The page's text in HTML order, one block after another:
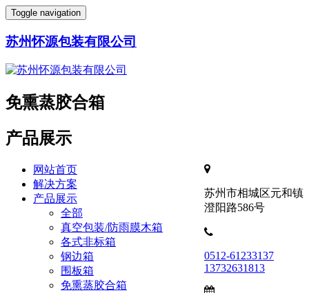
Toggle navigation
苏州怀源包装有限公司
免熏蒸胶合箱
产品展示
苏州市相城区元和镇
澄阳路586号
0512-61233137
13732631813
网站首页
解决方案
产品展示
全部
真空包装/防雨膜木箱
各式非标箱
钢边箱
围板箱
免熏蒸胶合箱